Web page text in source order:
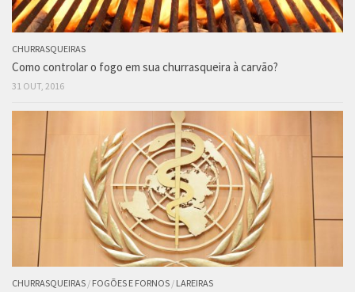
CHURRASQUEIRAS
Como controlar o fogo em sua churrasqueira à carvão?
31 OUT, 2016
CHURRASQUEIRAS / FOGÕES E FORNOS / LAREIRAS